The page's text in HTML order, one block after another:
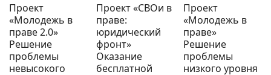
Проект
«Молодежь в
праве 2.0»
Решение
проблемы
невысокого
Проект «СВОи в
праве:
юридический
фронт»
Оказание
бесплатной
Проект
«Молодежь в
праве»
Решение
проблемы
низкого уровня